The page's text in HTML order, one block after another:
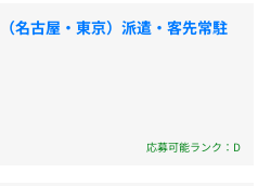
windowsのノートＰＣを支給し
必要なものは個別で必要なも
康保険・厚生年金・雇用保険・
等に応じて必要な保険に加入と
間の実績
日数
ます。 裁量が広く、若いう
ーとして活躍できるチャン
って積極的にチャレンジで
スキルを身につけること
名古屋・東京）派遣・客先常駐
応募可能ランク：D